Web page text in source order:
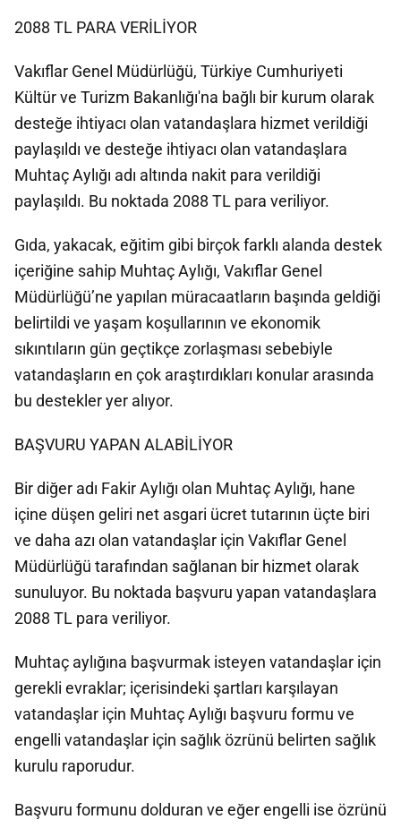
2088 TL PARA VERİLİYOR
Vakıflar Genel Müdürlüğü, Türkiye Cumhuriyeti
Kültür ve Turizm Bakanlığı'na bağlı bir kurum olarak
desteğe ihtiyacı olan vatandaşlara hizmet verildiği
paylaşıldı ve desteğe ihtiyacı olan vatandaşlara
Muhtaç Aylığı adı altında nakit para verildiği
paylaşıldı. Bu noktada 2088 TL para veriliyor.
Gıda, yakacak, eğitim gibi birçok farklı alanda destek
içeriğine sahip Muhtaç Aylığı, Vakıflar Genel
Müdürlüğü’ne yapılan müracaatların başında geldiği
belirtildi ve yaşam koşullarının ve ekonomik
sıkıntıların gün geçtikçe zorlaşması sebebiyle
vatandaşların en çok araştırdıkları konular arasında
bu destekler yer alıyor.
BAŞVURU YAPAN ALABİLİYOR
Bir diğer adı Fakir Aylığı olan Muhtaç Aylığı, hane
içine düşen geliri net asgari ücret tutarının üçte biri
ve daha azı olan vatandaşlar için Vakıflar Genel
Müdürlüğü tarafından sağlanan bir hizmet olarak
sunuluyor. Bu noktada başvuru yapan vatandaşlara
2088 TL para veriliyor.
Muhtaç aylığına başvurmak isteyen vatandaşlar için
gerekli evraklar; içerisindeki şartları karşılayan
vatandaşlar için Muhtaç Aylığı başvuru formu ve
engelli vatandaşlar için sağlık özrünü belirten sağlık
kurulu raporudur.
Başvuru formunu dolduran ve eğer engelli ise özrünü